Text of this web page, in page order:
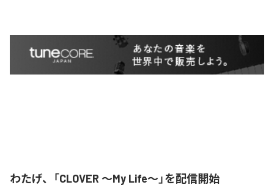
わたげ、「CLOVER ～My Life～」を配信開始